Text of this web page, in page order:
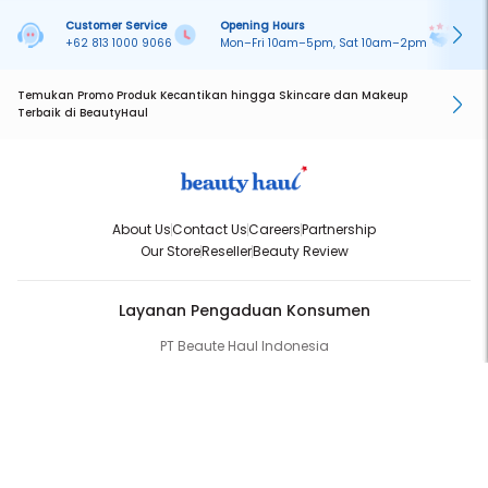
Customer Service
+62 813 1000 9066
Opening Hours
Mon–Fri 10am–5pm, Sat 10am–2pm
Temukan Promo Produk Kecantikan hingga Skincare dan Makeup
Terbaik di BeautyHaul
About UsContact UsCareersPartnership
Our StoreResellerBeauty Review
Layanan Pengaduan Konsumen
PT Beaute Haul Indonesia